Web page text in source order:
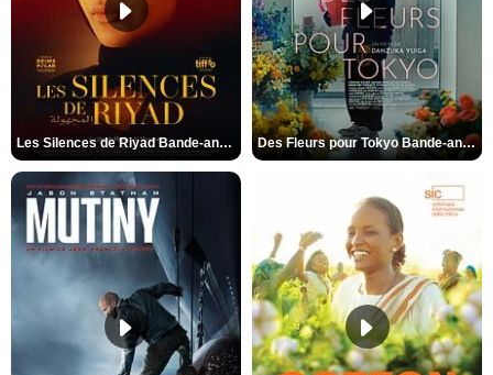
Les Silences de Riyad Bande-annonce VO STFR Des Fleurs pour Tokyo Bande-annonce VO STFR